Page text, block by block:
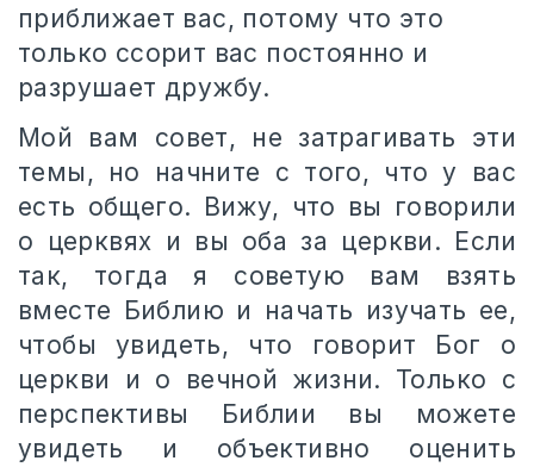
приближает вас, потому что это
только ссорит вас постоянно и
разрушает дружбу.
Мой вам совет, не затрагивать эти
темы, но начните с того, что у вас
есть общего. Вижу, что вы говорили
о церквях и вы оба за церкви. Если
так, тогда я советую вам взять
вместе Библию и начать изучать ее,
чтобы увидеть, что говорит Бог о
церкви и о вечной жизни. Только с
перспективы Библии вы можете
увидеть и объективно оценить